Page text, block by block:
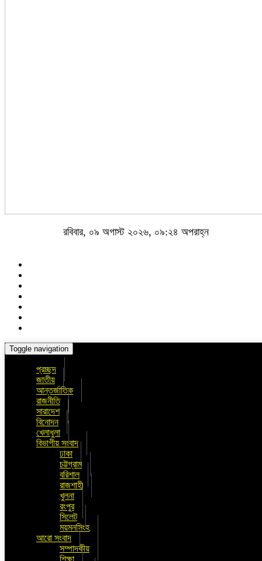
রবিবার, ০৯ অগাস্ট ২০২৬, ০৯:২৪ অপরাহ্ন
Toggle navigation
প্রচ্ছদ
জাতীয়
আন্তর্জাতিক
রাজনীতি
সারাদেশ
বিনোদন
খেলাধুলা
বিভাগীয় সংবাদ
ঢাকা
চট্টগ্রাম
বরিশাল
রাজশাহী
খুলনা
রংপুর
সিলেট
ময়মনসিংহ
আরো সংবাদ
সম্পাদকীয়
শিক্ষা